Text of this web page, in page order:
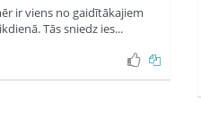
ir viens no gaidītākajiem
Tās sniedz ies...